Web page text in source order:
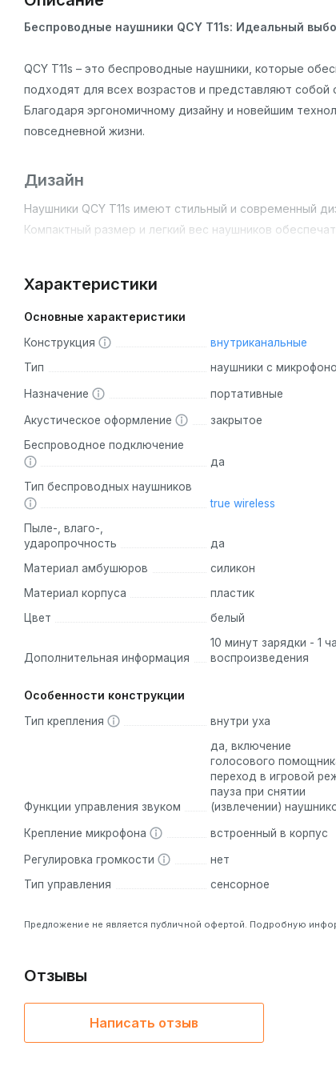
Беспроводные наушники QCY T11s: Идеальный
QCY T11s – это беспроводные наушники, которые
подходят для всех возрастов и представляют
Благодаря эргономичному дизайну и новейшим
повседневной жизни.
Дизайн
Наушники QCY T11s имеют стильный и современный
Компактный размер и легкий вес наушников
Качество звука:
QCY T11s обеспечивают чистый и
помех.
Удобство:Наушники легко подключаются к
шумоизоляцией.
QCY T11s работают до 5 часов без
Аналоги
QCY T13:Это другая модель от QCY с похожими
T11s – отличный выбор.
Другие бренды:
Среди аналогов можно упомянуть
Беспроводные наушники QCY T11s – это отличное
всех возрастов и станут надежным спутником в
Характеристики
Основные характеристики
Конструкция
внутриканальные
Тип
наушники с
Назначение портативные
Акустическое оформление
закрытое
Беспроводное подключение
да
Тип беспроводных наушников
true wireless
Пыле-, влаго-,
ударопрочность
да
Материал амбушюров
силикон
Материал корпуса
пластик
Цвет
белый
Дополнительная информация
10 минут зарядки - 1
воспроизведения
Особенности конструкции
Тип крепления внутри уха
Функции управления звуком
да, включение
голосового
переход в игровой
пауза при снятии
(извлечении)
Крепление микрофона встроенный в корпус
Регулировка громкости
нет
Тип управления
сенсорное
Предложение не является публичной офертой. Подробную
Отзывы
Написать отзыв